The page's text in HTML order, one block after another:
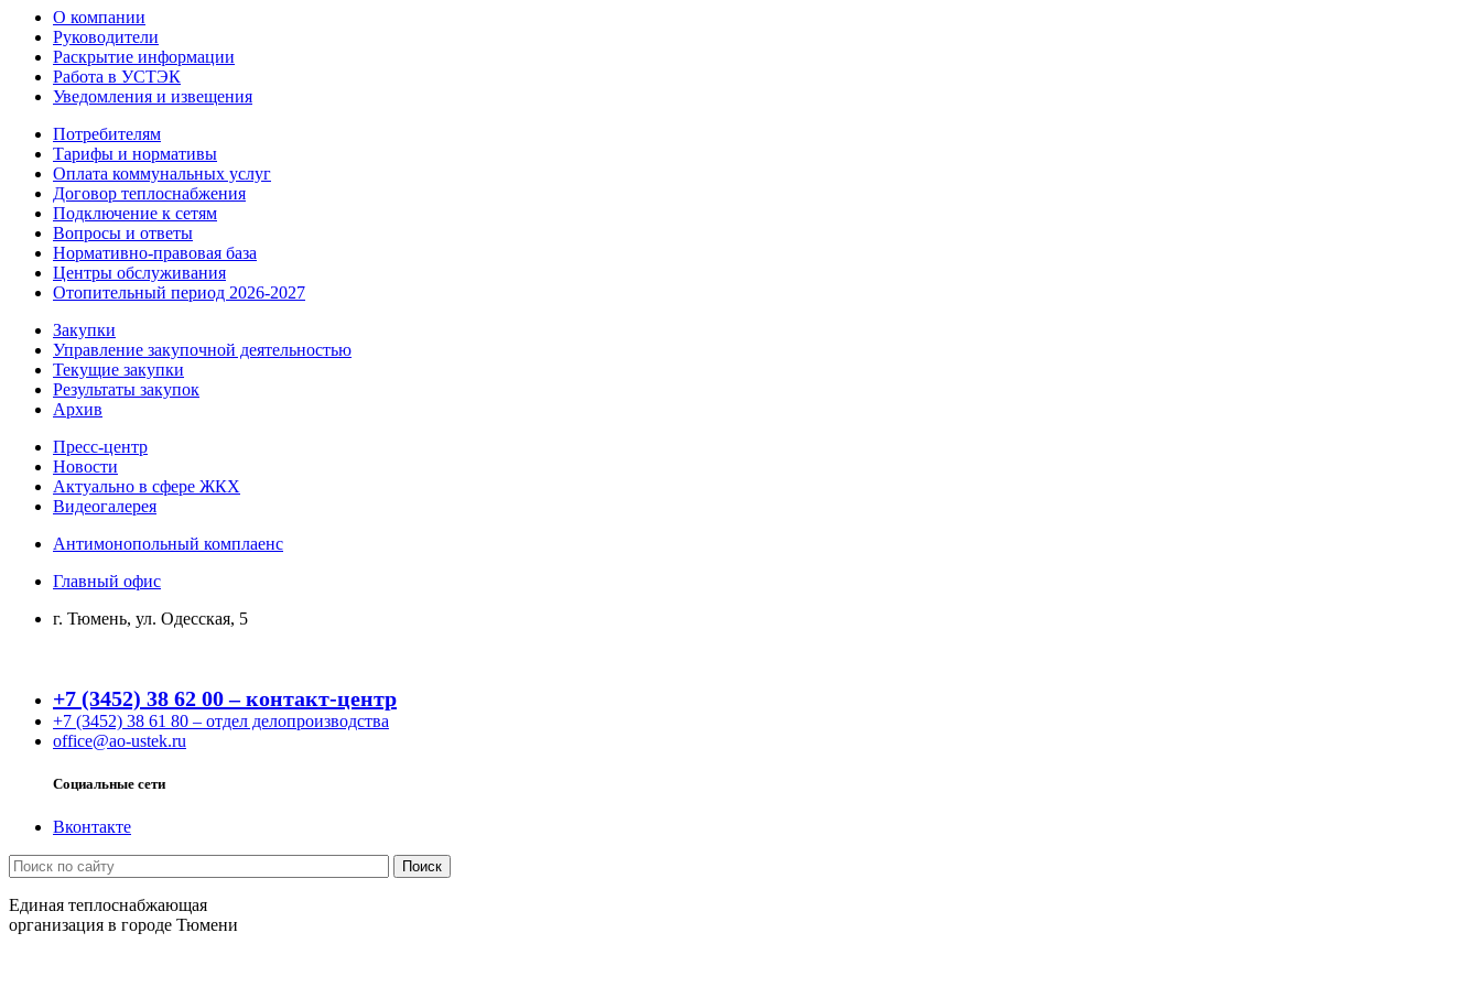
О компании
Руководители
Раскрытие информации
Работа в УСТЭК
Уведомления и извещения
Потребителям
Тарифы и нормативы
Оплата коммунальных услуг
Договор теплоснабжения
Подключение к сетям
Вопросы и ответы
Нормативно-правовая база
Центры обслуживания
Отопительный период 2026-2027
Закупки
Управление закупочной деятельностью
Текущие закупки
Результаты закупок
Архив
Пресс-центр
Новости
Актуально в сфере ЖКХ
Видеогалерея
Антимонопольный комплаенс
Главный офис
г. Тюмень, ул. Одесская, 5
+7 (3452) 38 62 00 – контакт-центр
+7 (3452) 38 61 80 – отдел делопроизводства
office@ao-ustek.ru
Социальные сети
Вконтакте
Единая теплоснабжающая
организация в городе Тюмени